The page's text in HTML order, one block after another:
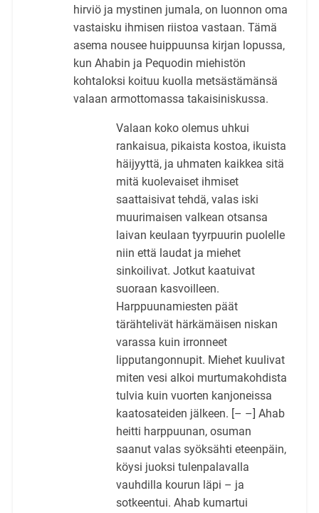
hirviö ja mystinen jumala, on luonnon oma
vastaisku ihmisen riistoa vastaan. Tämä
asema nousee huippuunsa kirjan lopussa,
kun Ahabin ja Pequodin miehistön
kohtaloksi koituu kuolla metsästämänsä
valaan armottomassa takaisiniskussa.
Valaan koko olemus uhkui
rankaisua, pikaista kostoa, ikuista
häijyyttä, ja uhmaten kaikkea sitä
mitä kuolevaiset ihmiset
saattaisivat tehdä, valas iski
muurimaisen valkean otsansa
laivan keulaan tyyrpuurin puolelle
niin että laudat ja miehet
sinkoilivat. Jotkut kaatuivat
suoraan kasvoilleen.
Harppuunamiesten päät
tärähtelivät härkämäisen niskan
varassa kuin irronneet
lipputangonnupit. Miehet kuulivat
miten vesi alkoi murtumakohdista
tulvia kuin vuorten kanjoneissa
kaatosateiden jälkeen. [– –] Ahab
heitti harppuunan, osuman
saanut valas syöksähti eteenpäin,
köysi juoksi tulenpalavalla
vauhdilla kourun läpi – ja
sotkeentui. Ahab kumartui